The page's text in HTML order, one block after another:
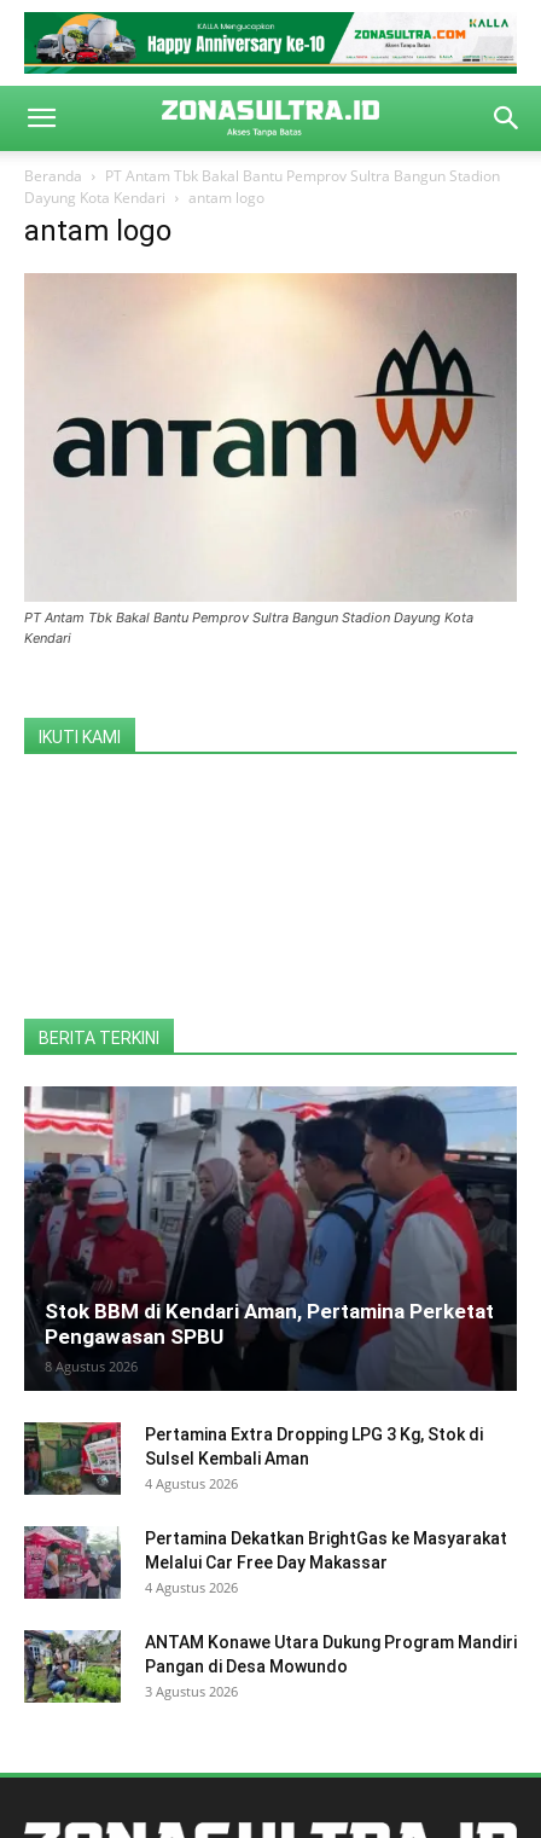
Beranda
PT Antam Tbk Bakal Bantu Pemprov Sultra Bangun Stadion
Dayung Kota Kendari
antam logo
antam logo
PT Antam Tbk Bakal Bantu Pemprov Sultra Bangun Stadion Dayung Kota
Kendari
IKUTI KAMI
BERITA TERKINI
Stok BBM di Kendari Aman, Pertamina Perketat
Pengawasan SPBU
8 Agustus 2026
Pertamina Extra Dropping LPG 3 Kg, Stok di
Sulsel Kembali Aman
4 Agustus 2026
Pertamina Dekatkan BrightGas ke Masyarakat
Melalui Car Free Day Makassar
4 Agustus 2026
ANTAM Konawe Utara Dukung Program Mandiri
Pangan di Desa Mowundo
3 Agustus 2026